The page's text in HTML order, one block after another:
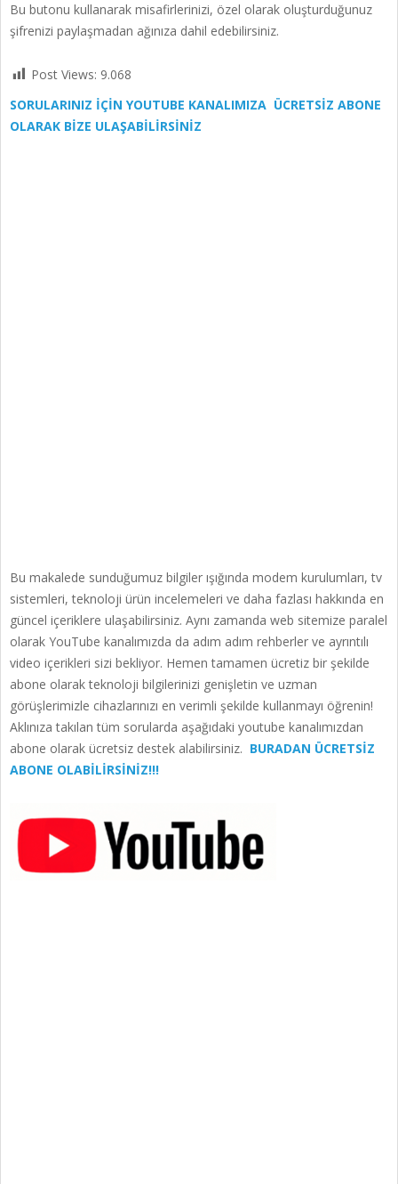
Bu butonu kullanarak misafirlerinizi, özel olarak oluşturduğunuz
şifrenizi paylaşmadan ağınıza dahil edebilirsiniz.
Post Views: 9.068
SORULARINIZ İÇİN YOUTUBE KANALIMIZA ÜCRETSİZ ABONE
OLARAK BİZE ULAŞABİLİRSİNİZ
Bu makalede sunduğumuz bilgiler ışığında modem kurulumları, tv
sistemleri, teknoloji ürün incelemeleri ve daha fazlası hakkında en
güncel içeriklere ulaşabilirsiniz. Aynı zamanda web sitemize paralel
olarak YouTube kanalımızda da adım adım rehberler ve ayrıntılı
video içerikleri sizi bekliyor. Hemen tamamen ücretiz bir şekilde
abone olarak teknoloji bilgilerinizi genişletin ve uzman
görüşlerimizle cihazlarınızı en verimli şekilde kullanmayı öğrenin!
Aklınıza takılan tüm sorularda aşağıdaki youtube kanalımızdan
abone olarak ücretsiz destek alabilirsiniz. BURADAN ÜCRETSİZ
ABONE OLABİLİRSİNİZ!!!